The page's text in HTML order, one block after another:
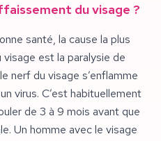
du visage ?
santé, la cause la plus
est la paralysie de
nerf du visage s’enflamme
virus. C’est habituellement
de 3 à 9 mois avant que
Un homme avec le visage